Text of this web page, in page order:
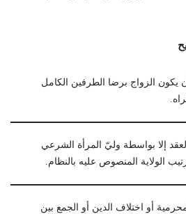
يكون الزواج برضا الطرفين الكامل
إلا بواسطة وليّ المرأة الشرعي
الولاية المنصوص عليه بالنظام.
أو اختلاف الدين أو الجمع بين